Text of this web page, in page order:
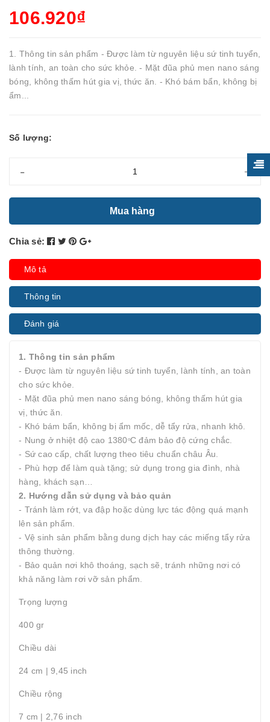
106.920₫
1. Thông tin sản phẩm - Được làm từ nguyên liệu sứ tinh tuyển,
lành tính, an toàn cho sức khỏe. - Mặt đũa phủ men nano sáng
bóng, không thấm hút gia vị, thức ăn. - Khó bám bẩn, không bị
ẩm...
Số lượng:
- +
Mua hàng
Chia sẻ:
Mô tả
Thông tin
Đánh giá
1. Thông tin sản phẩm
- Được làm từ nguyên liệu sứ tinh tuyển, lành tính, an toàn
cho sức khỏe.
- Mặt đũa phủ men nano sáng bóng, không thấm hút gia
vị, thức ăn.
- Khó bám bẩn, không bị ẩm mốc, dễ tẩy rửa, nhanh khô.
- Nung ở nhiệt độ cao 1380oC đảm bảo độ cứng chắc.
- Sứ cao cấp, chất lượng theo tiêu chuẩn châu Âu.
- Phù hợp để làm quà tặng; sử dụng trong gia đình, nhà
hàng, khách sạn…
2. Hướng dẫn sử dụng và bảo quản
- Tránh làm rớt, va đập hoặc dùng lực tác động quá mạnh
lên sản phẩm.
- Vệ sinh sản phẩm bằng dung dịch hay các miếng tẩy rửa
thông thường.
- Bảo quản nơi khô thoáng, sạch sẽ, tránh những nơi có
khả năng làm rơi vỡ sản phẩm.
Trọng lượng
400 gr
Chiều dài
24 cm | 9,45 inch
Chiều rộng
7 cm | 2,76 inch